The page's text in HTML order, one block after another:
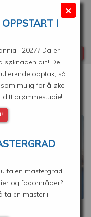
×
I
i 2027? Da er
søknaden din! De
opptak, så
mulig for å øke
drømmestudie!
ta en mastergrad
og fagområder?
ta en master i